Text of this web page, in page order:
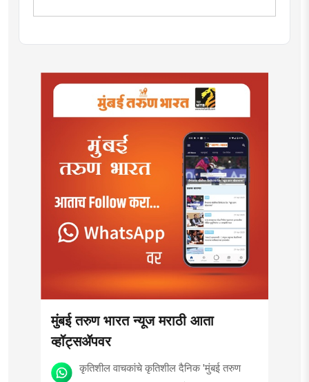
प्रतिनिधी' या पदावर रुजू. सद्यस्थितीत 'इन्फ्रास्ट्रक्चर आणि
मुंबई तरुण भारत न्यूज मराठी आता
व्हॉट्सॲपवर
कृतिशील वाचकांचे कृतिशील दैनिक 'मुंबई तरुण